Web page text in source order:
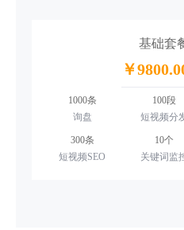
基础套
￥
1000条
询盘
100段
短视频分
300条
短视频SEO
10个
关键词监